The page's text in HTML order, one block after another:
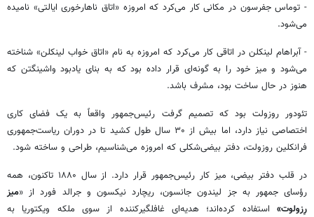
- توماس جفرسون در مکانی کار می‌کرد که امروزه «اتاق ناهارخوری ایالتی» نامیده
می‌شود.
- آبراهام لینکلن در اتاقی کار می‌کرد که امروزه به نام «اتاق خواب لینکلن» شناخته
می‌شود و میز خود را به‌ گونه‌ای قرار داده بود که به بنای یادبود واشینگتن که
هنوز در حال ساخت بود، مشرف باشد.
تئودور روزولت بود که تصمیم گرفت رئیس‌جمهور واقعاً به یک فضای کاری
اختصاصی نیاز دارد، اما بیش از ۳۰ سال طول کشید تا در دوران ریاست‌جمهوری
فرانکلین روزولت، دفتر بیضی‌شکلی که امروزه می‌شناسیم، طراحی و ساخته شود.
در قلب دفتر بیضی، میز کار رئیس‌جمهور قرار دارد. از سال ۱۸۸۰ تاکنون، همه
رؤسای ‌جمهور به ‌جز لیندون جانسون، ریچارد نیکسون و جرالد فورد از «میز
رِزولوت» استفاده کرده‌اند؛ هدیه‌ای غافلگیرکننده از سوی ملکه ویکتوریا به